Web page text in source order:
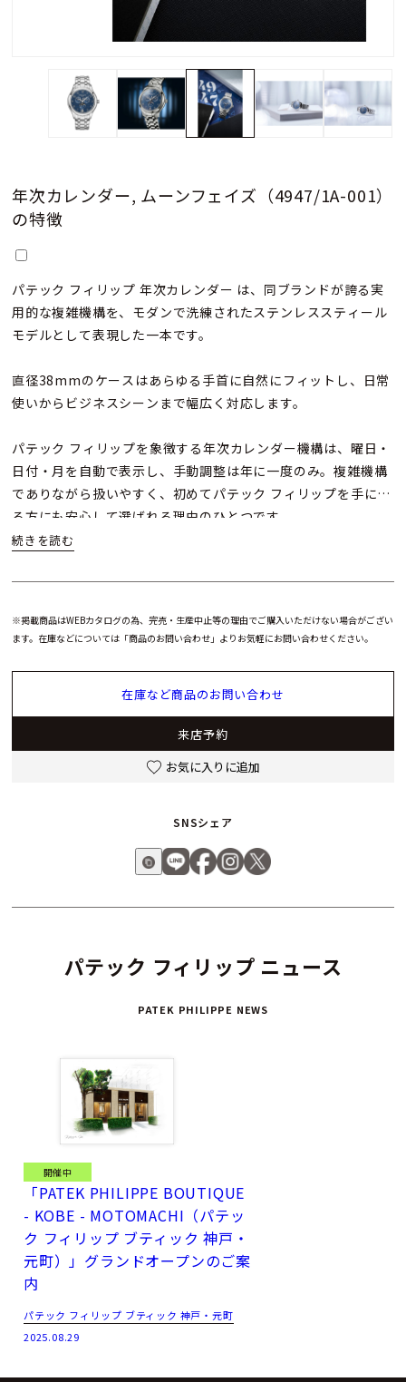
年次カレンダー, ムーンフェイズ（4947/1A-001）
の特徴
パテック フィリップ 年次カレンダー は、同ブランドが誇る実
用的な複雑機構を、モダンで洗練されたステンレススティール
モデルとして表現した一本です。
直径38mmのケースはあらゆる手首に自然にフィットし、日常
使いからビジネスシーンまで幅広く対応します。
パテック フィリップを象徴する年次カレンダー機構は、曜日・
日付・月を自動で表示し、手動調整は年に一度のみ。複雑機構
でありながら扱いやすく、初めてパテック フィリップを手にす
る方にも安心して選ばれる理由のひとつです。
は、ポリッシュ仕上げとサテンブラッシュ仕上げを巧みに組み
は、縦横に施されたサテン仕上げによって光を美しく反射し、
パテック フィリップ 年次カレンダーは、複雑機構の魅力を日常
で楽しみたい方にとって理想的な選択肢であり、伝統と現代性
を併せ持つコレクションとして、時計愛好家の心を惹きつけ続
パテック フィリップ ニュース
PATEK PHILIPPE NEWS
開催中
「PATEK PHILIPPE BOUTIQUE
- KOBE - MOTOMACHI（パテッ
ク フィリップ ブティック 神戸・
元町）」グランドオープンのご案
内
パテック フィリップ ブティック 神戸・元町
2025.08.29
※掲載商品はWEBカタログの為、完売・生産中止等の理由でご購入いただけない場合がござい
ます。在庫などについては「商品のお問い合わせ」よりお気軽にお問い合わせください。
在庫など商品のお問い合わせ
来店予約
お気に入りに追加
SNSシェア